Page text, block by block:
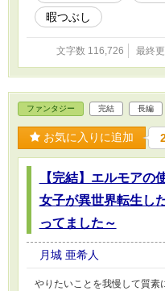
暇つぶし
文字数 116,726 最終
ファンタジー 完結 長編
お気に入りに追加
【完結】エルモアの
女子が異世界転生し
ってました～
月城 亜希人
やりたいことを我慢して質素